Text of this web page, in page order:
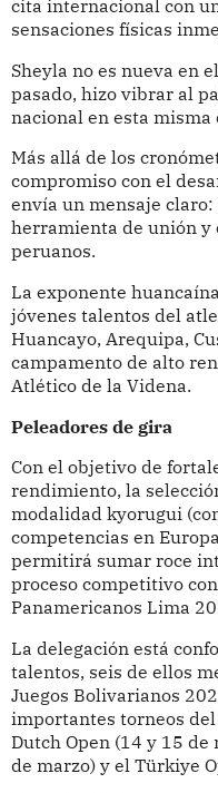
cita internacional con
sensaciones físicas
Sheyla no es nueva en
pasado, hizo vibrar al
nacional en esta
Más allá de los
compromiso con el
envía un mensaje
herramienta de unión y
peruanos.
La exponente
jóvenes talentos del
Huancayo, Arequipa,
campamento de alto
Atlético de la Videna.
Peleadores de gira
Con el objetivo de
rendimiento, la
modalidad kyorugui
competencias en
permitirá sumar roce
proceso competitivo
Panamericanos Lima
La delegación está
talentos, seis de ellos
Juegos Bolivarianos
importantes torneos
Dutch Open (14 y 15 de
de marzo) y el Türkiye